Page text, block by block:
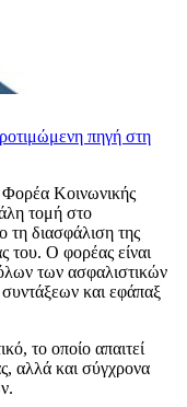
πηγή στη
Κοινωνικής
τομή στο
τη διασφάλιση της
του. Ο φορέας είναι
των ασφαλιστικών
και εφάπαξ
το οποίο απαιτεί
αλλά και σύγχρονα